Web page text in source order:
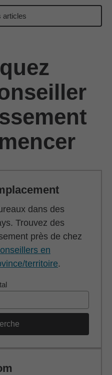
articles
dans des
Trouvez des
près de chez
en
territoire.